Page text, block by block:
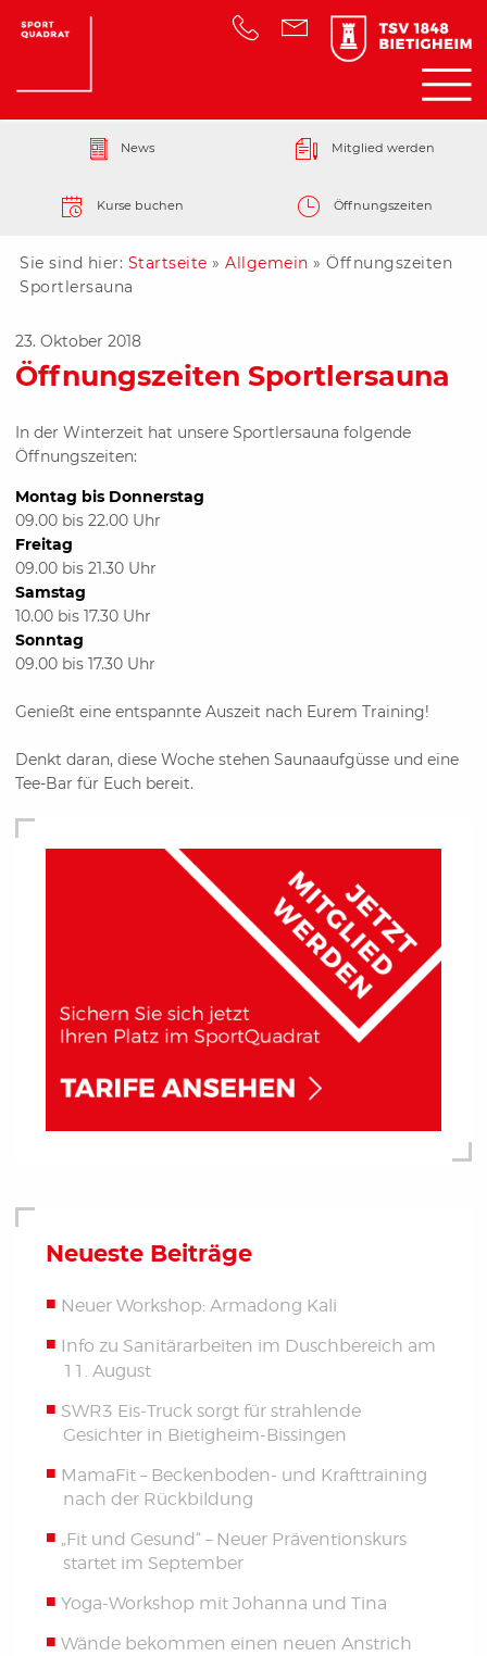
News Mitglied werden
Kurse buchen Öffnungszeiten
Sie sind hier: Startseite » Allgemein » Öffnungszeiten
Sportlersauna
23. Oktober 2018
Öffnungszeiten Sportlersauna
In der Winterzeit hat unsere Sportlersauna folgende
Öffnungszeiten:
Montag bis Donnerstag
09.00 bis 22.00 Uhr
Freitag
09.00 bis 21.30 Uhr
Samstag
10.00 bis 17.30 Uhr
Sonntag
09.00 bis 17.30 Uhr
Genießt eine entspannte Auszeit nach Eurem Training!
Denkt daran, diese Woche stehen Saunaaufgüsse und eine
Tee-Bar für Euch bereit.
Neueste Beiträge
Neuer Workshop: Armadong Kali
Info zu Sanitärarbeiten im Duschbereich am
11. August
SWR3 Eis-Truck sorgt für strahlende
Gesichter in Bietigheim-Bissingen
MamaFit – Beckenboden- und Krafttraining
nach der Rückbildung
„Fit und Gesund“ – Neuer Präventionskurs
startet im September
Yoga-Workshop mit Johanna und Tina
Wände bekommen einen neuen Anstrich